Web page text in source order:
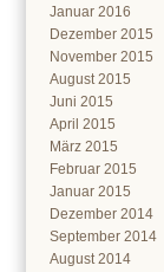
Januar 2016
Dezember 2015
November 2015
August 2015
Juni 2015
April 2015
März 2015
Februar 2015
Januar 2015
Dezember 2014
September 2014
August 2014